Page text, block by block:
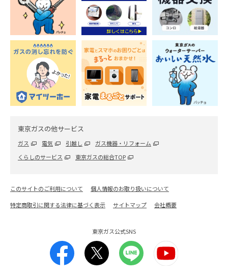
エアコン掃除は意外と簡単！自分でエアコンを掃
除する方法を徹底解説
2026.04.20
レンジフード・キッチン
ステンレスシンクのサビはどう落とす？落とし方
と予防策を紹介
2026.06.26
レンジフード・キッチン
セスキ炭酸ソーダと重曹は何が違う？目的や使い
2023.10.12
エアコンの室外機はどうやって掃除したらいい？掃
東京ガスの他サービス
ガス 電気 引越し
ガス機器・リフォーム
くらしのサービス
東京ガスの総合TOP
このサイトのご利用について
個人情報のお取り扱いについて
特定商取引に関する法律に基づく表示
サイトマップ 会社概要
東京ガス公式SNS